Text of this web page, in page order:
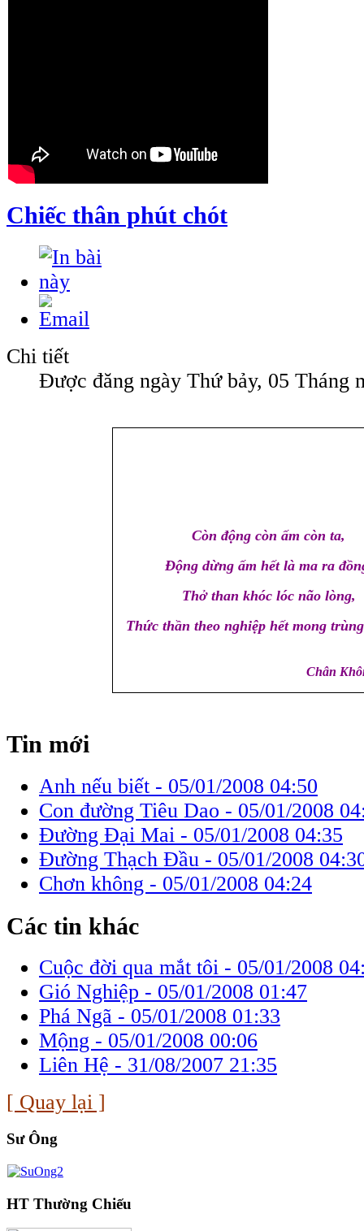
Chiếc thân phút chót
Chi tiết
Được đăng ngày Thứ bảy, 05 Tháng
Còn động còn ấm còn ta,
Động dừng ấm hết là ma ra
Thở than khóc lóc não lòng,
Thức thần theo nghiệp hết mong
Chân
Tin mới
Anh nếu biết - 05/01/2008 04:50
Con đường Tiêu Dao - 05/01/2008
Đường Đại Mai - 05/01/2008 04:35
Đường Thạch Đầu - 05/01/2008
Chơn không - 05/01/2008 04:24
Các tin khác
Cuộc đời qua mắt tôi - 05/01/2008
Gió Nghiệp - 05/01/2008 01:47
Phá Ngã - 05/01/2008 01:33
Mộng - 05/01/2008 00:06
Liên Hệ - 31/08/2007 21:35
[ Quay lại ]
Sư Ông
HT Thường Chiếu